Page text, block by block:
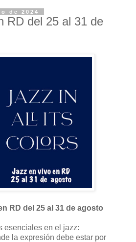
de 2024
RD del 25 al 31 de
RD del 25 al 31 de agosto
esenciales en el jazz:
la expresión debe estar por